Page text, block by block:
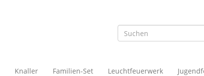
Knaller Familien-Set Leuchtfeuerwerk